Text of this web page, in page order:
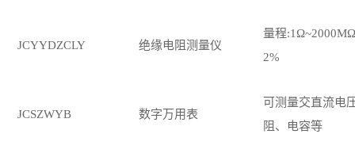
JCYYDZCLY 绝缘电阻测量仪
量程
2%
JCSZWYB 数字万用表
可测量交直流电
阻、电容等